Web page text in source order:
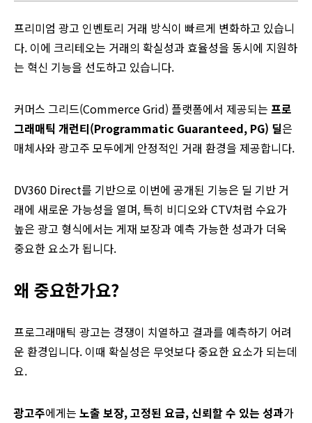
프리미엄 광고 인벤토리 거래 방식이 빠르게 변화하고 있습니
다. 이에 크리테오는 거래의 확실성과 효율성을 동시에 지원하
는 혁신 기능을 선도하고 있습니다.
커머스 그리드(Commerce Grid) 플랫폼에서 제공되는 프로
그래매틱 개런티(Programmatic Guaranteed, PG) 딜은
매체사와 광고주 모두에게 안정적인 거래 환경을 제공합니다.
DV360 Direct를 기반으로 이번에 공개된 기능은 딜 기반 거
래에 새로운 가능성을 열며, 특히 비디오와 CTV처럼 수요가
높은 광고 형식에서는 게재 보장과 예측 가능한 성과가 더욱
중요한 요소가 됩니다.
왜 중요한가요?
프로그래매틱 광고는 경쟁이 치열하고 결과를 예측하기 어려
운 환경입니다. 이때 확실성은 무엇보다 중요한 요소가 되는데
요.
광고주에게는 노출 보장, 고정된 요금, 신뢰할 수 있는 성과가